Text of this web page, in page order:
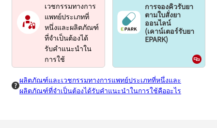
เวชกรรมทางการ
แพทย์ประเภทที่
หนึ่งและผลิตภัณฑ์
ที่จำเป็นต้องได้
รับคำแนะนำใน
การใช้
การจองคิวรับยา
ตามใบสั่งยา
ออนไลน์
(เคาน์เตอร์รับยา
EPARK)
ผลิตภัณฑ์และเวชกรรมทางการแพทย์ประเภทที่หนึ่งและ
ผลิตภัณฑ์ที่จำเป็นต้องได้รับคำแนะนำในการใช้คืออะไร